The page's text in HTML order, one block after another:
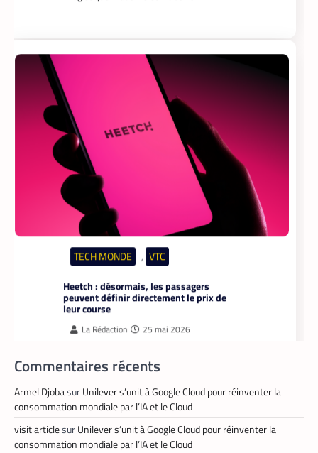
TECH MONDE
VTC
Heetch : désormais, les passagers
peuvent définir directement le prix de
leur course
La Rédaction 25 mai 2026
Heetch promet de transformer le
modèle du VTC en permettant aux
passagers et aux chauffeurs de fixer
directement et d’un commun accord les
tarifs.
Commentaires récents
Armel DjobasurUnilever s’unit à Google Cloud pour réinventer la
consommation mondiale par l’IA et le Cloud
visit articlesurUnilever s’unit à Google Cloud pour réinventer la
consommation mondiale par l’IA et le Cloud